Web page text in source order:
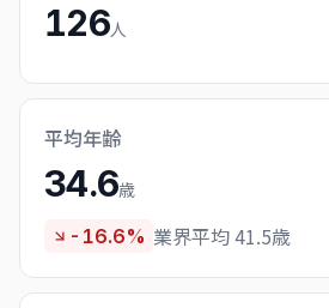
126人
平均年齢
34.6歳
-16.6% 業界平均 41.5歳